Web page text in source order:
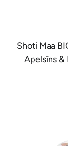
Shoti Maa
Apelsīns &